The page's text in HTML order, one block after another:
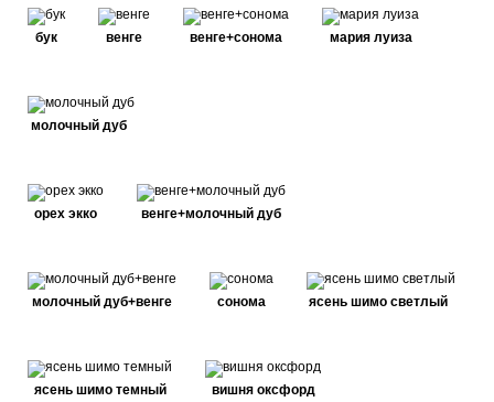
бук венге венге+сонома мария луиза
молочный дуб
орех экко венге+молочный дуб
молочный дуб+венге сонома ясень шимо светлый
ясень шимо темный вишня оксфорд